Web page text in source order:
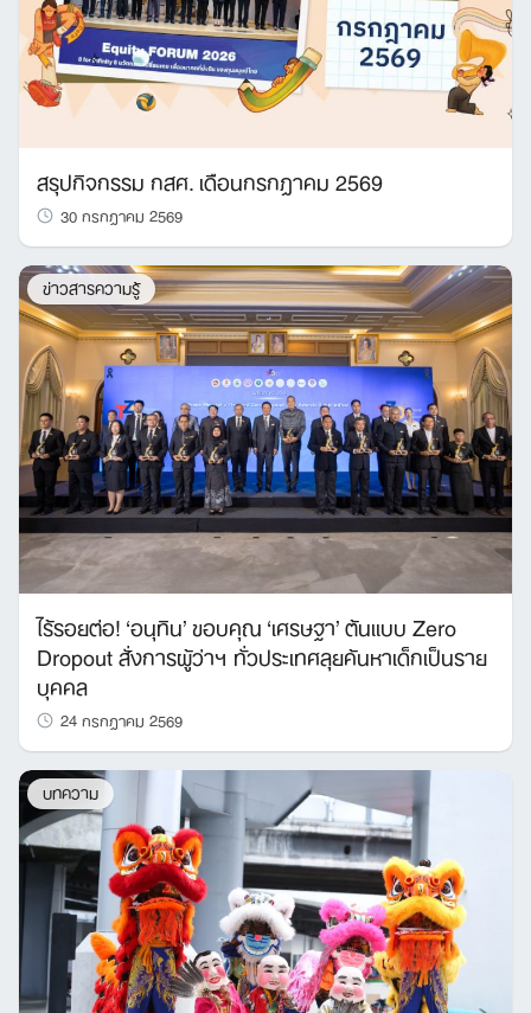
สรุปกิจกรรม กสศ. เดือนกรกฎาคม 2569
30 กรกฎาคม 2569
ข่าวสารความรู้
ไร้รอยต่อ! ‘อนุทิน’ ขอบคุณ ‘เศรษฐา’ ต้นแบบ Zero
Dropout สั่งการผู้ว่าฯ ทั่วประเทศลุยค้นหาเด็กเป็นราย
บุคคล
24 กรกฎาคม 2569
บทความ